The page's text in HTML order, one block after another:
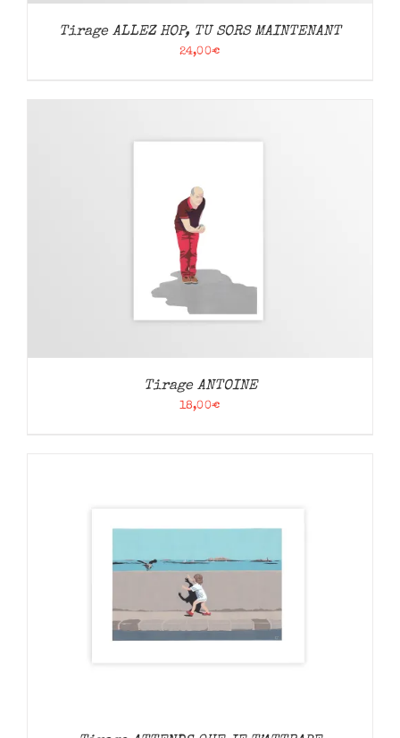
Tirage ALLEZ HOP, TU SORS MAINTENANT
24,00€
Tirage ANTOINE
18,00€